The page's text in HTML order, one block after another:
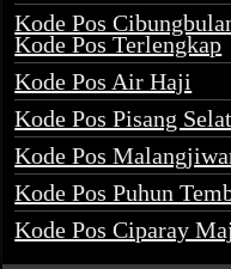
Kode Pos
Kode Pos Terlengkap
Kode Pos Air Haji
Kode Pos Pisang
Kode Pos
Kode Pos Puhun
Kode Pos Ciparay